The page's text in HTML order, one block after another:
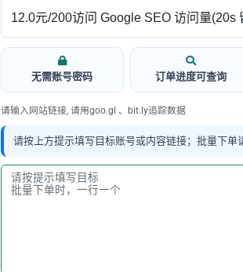
无需账号密码 订单进度可查询
请输入网站链接, 请用goo.gl 、bit.ly追踪数据
请按上方提示填写目标账号或内容链接；批量下单